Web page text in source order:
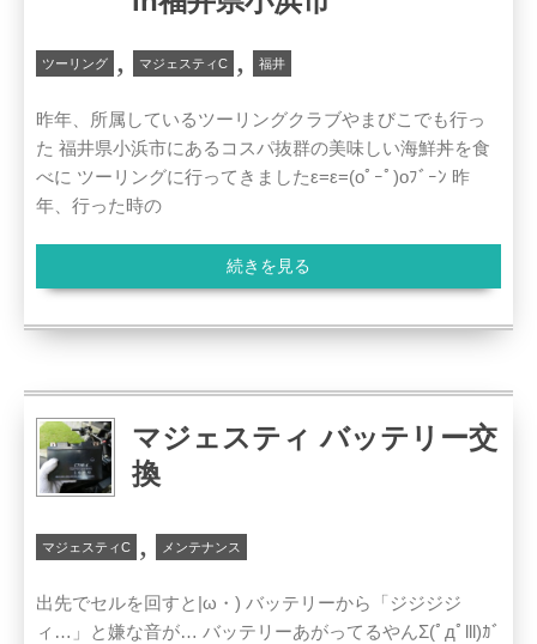
ツーリング , マジェスティC , 福井
昨年、所属しているツーリングクラブやまびこでも行っ
た 福井県小浜市にあるコスパ抜群の美味しい海鮮丼を食
べに ツーリングに行ってきましたε=ε=(oﾟｰﾟ)oﾌﾞｰﾝ 昨
年、行った時の
続きを見る
マジェスティ バッテリー交
換
マジェスティC , メンテナンス
出先でセルを回すと|ω・) バッテリーから「ジジジジ
ィ…」と嫌な音が… バッテリーあがってるやんΣ(ﾟдﾟlll)ｶﾞ